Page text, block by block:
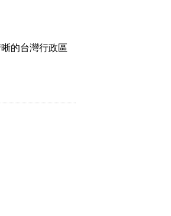
的台灣行政區